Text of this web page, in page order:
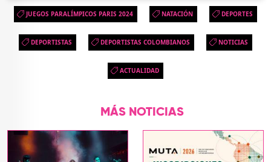
JUEGOS PARALÍMPICOS PARIS 2024 NATACIÓN DEPORTES
DEPORTISTAS DEPORTISTAS COLOMBIANOS NOTICIAS
ACTUALIDAD
MÁS NOTICIAS